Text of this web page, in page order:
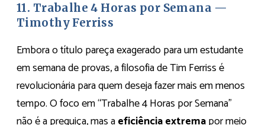
11. Trabalhe 4 Horas por Semana —
Timothy Ferriss
Embora o título pareça exagerado para um estudante
em semana de provas, a filosofia de Tim Ferriss é
revolucionária para quem deseja fazer mais em menos
tempo. O foco em “Trabalhe 4 Horas por Semana”
não é a preguiça, mas aeficiência extremapor meio